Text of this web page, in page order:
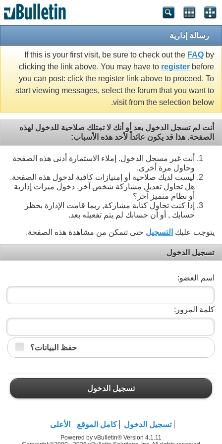
رسالة إدارية
If this is your first visit, be sure to check out the FAQ by
clicking the link above. You may have to register before
you can post: click the register link above to proceed. To
start viewing messages, select the forum that you want to
visit from the selection below.
أنت لم تسجل الدخول بعد أو أنك لا تمتلك صلاحية للدخول لهذه
الصفحة. هذا قد يكون عائداً لأحد هذه الأسباب:
أنت غير مسجل الدخول. إملاء الاستمارة أدنى هذه الصفحة
وحاول مرة أخرى.
ليست لديك صلاحية أو إمتيازات كافية لدخول هذه الصفحة.
هل تحاول تعديل مشاركة شخص آخر, دخول ميزات إدارية
أو نظام متميز آخر؟
إذا كنت تحاول كتابة مشاركة, ربما قامت الإدارة بحظر
حسابك , أو أن حسابك لم يتم تفعيله بعد.
يتوجب عليك التسجيل حتى تتمكن من مشاهدة هذه الصفحة.
تسجيل الدخول
اسم العضو:
كلمة المرور:
حفظ البيانات؟
تسجيل الدخول
تسجيل الدخول كامل الموقع الأعلى
Powered by vBulletin® Version 4.1.11